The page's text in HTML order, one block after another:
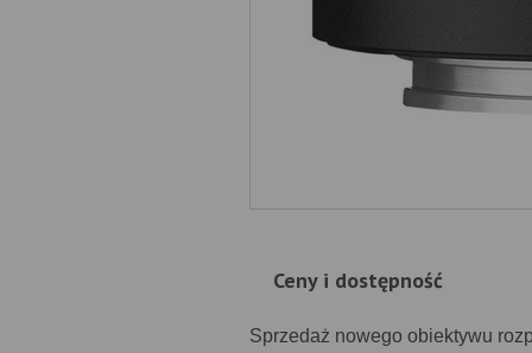
Ceny i dostępność
Sprzedaż nowego obiektywu